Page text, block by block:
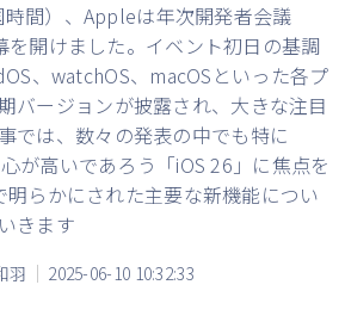
間）、Appleは年次開発者会議
を開けました。イベント初日の基調
、watchOS、macOSといった各プ
バージョンが披露され、大きな注目
では、数々の発表の中でも特に
が高いであろう「iOS 26」に焦点を
明らかにされた主要な新機能につい
きます
羽 2025-06-10 10:32:33